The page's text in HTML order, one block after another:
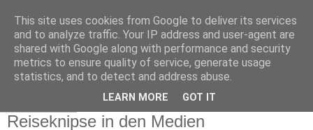
Reiseknipse ... die
Reisewelt im Fotofokus
Reiseknipse in den Medien
This site uses cookies from Google to deliver its services
and to analyze traffic. Your IP address and user-agent are
shared with Google along with performance and security
metrics to ensure quality of service, generate usage
statistics, and to detect and address abuse.
LEARN MORE GOT IT